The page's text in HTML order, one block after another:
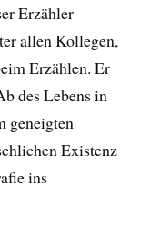
Erzähler
allen Kollegen,
Erzählen. Er
des Lebens in
geneigten
Existenz
ins